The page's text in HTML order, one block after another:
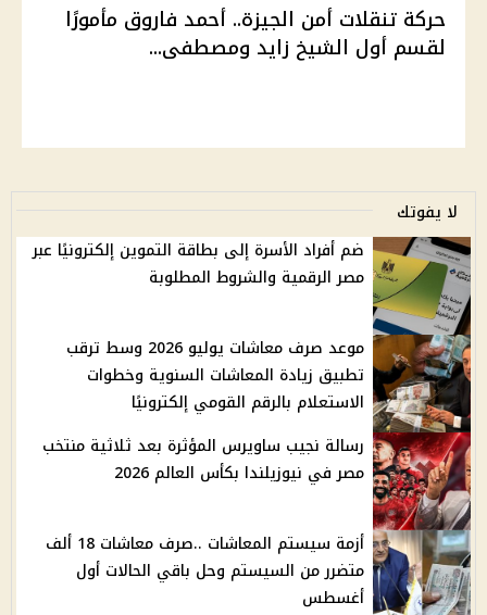
حركة تنقلات أمن الجيزة.. أحمد فاروق مأمورًا
لقسم أول الشيخ زايد ومصطفى...
لا يفوتك
ضم أفراد الأسرة إلى بطاقة التموين إلكترونيًا عبر
مصر الرقمية والشروط المطلوبة
موعد صرف معاشات يوليو 2026 وسط ترقب
تطبيق زيادة المعاشات السنوية وخطوات
الاستعلام بالرقم القومي إلكترونيًا
رسالة نجيب ساويرس المؤثرة بعد ثلاثية منتخب
مصر في نيوزيلندا بكأس العالم 2026
أزمة سيستم المعاشات ..صرف معاشات 18 ألف
متضرر من السيستم وحل باقي الحالات أول
أغسطس